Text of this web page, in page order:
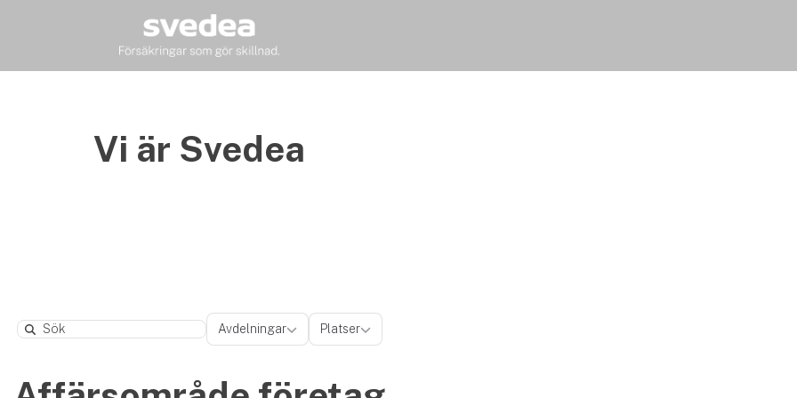
Vi är Svedea
Search
Avdelningar
Avdelningar Platser
Platser